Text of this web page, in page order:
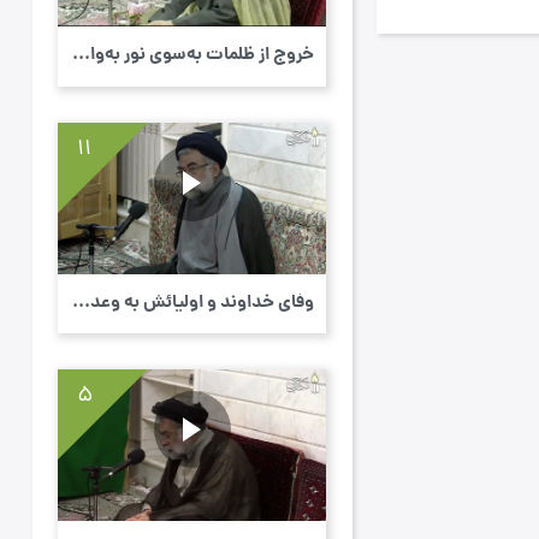
خروج از ظلمات به‌سوی نور به‌واسطۀ تبعیت از...
11
وفای خداوند و اولیائش به وعده‌های خود - اب...
5